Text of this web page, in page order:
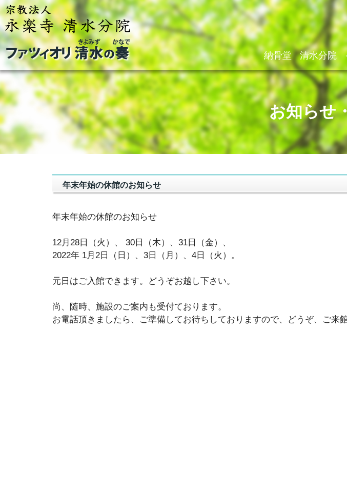
納骨堂 清水分院
お知らせ
年末年始の休館のお知らせ
年末年始の休館のお知らせ
12月28日（火）、 30日（木）、31日（金）、
2022年 1月2日（日）、3日（月）、4日（火）。
元日はご入館できます。どうぞお越し下さい。
尚、随時、施設のご案内も受付ております。
お電話頂きましたら、ご準備してお待ちしておりますので、どうぞ、ご来館